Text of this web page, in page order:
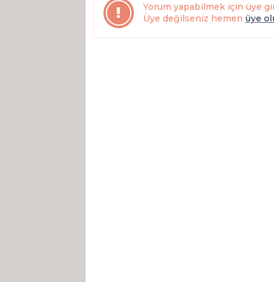
Yorum yapabilmek için üye
Üye değilseniz hemen üye